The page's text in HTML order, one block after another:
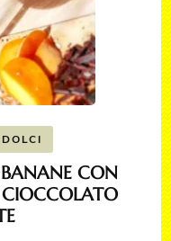
DOLCI
BANANE CON
CIOCCOLATO